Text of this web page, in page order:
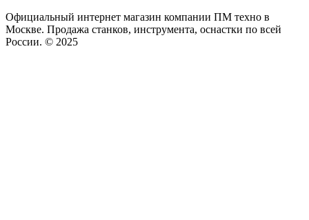
Официальный интернет магазин компании ПМ техно в
Москве. Продажа станков, инструмента, оснастки по всей
России. © 2025